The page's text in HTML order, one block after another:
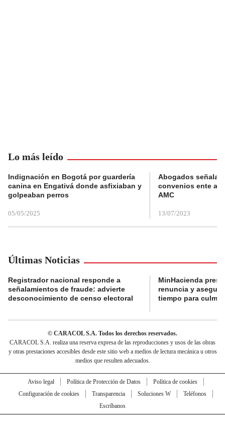
Lo más leído
Indignación en Bogotá por guardería
canina en Engativá donde asfixiaban y
golpeaban perros
05/05/2025
Abogados
convenios ente
AMC
13/07/2023
Últimas Noticias
Registrador nacional responde a
señalamientos de fraude: advierte
desconocimiento de censo electoral
MinHacienda
renuncia y
tiempo para
© CARACOL S.A. Todos los derechos reservados.
CARACOL S.A. realiza una reserva expresa de las reproducciones y usos de las obras
y otras prestaciones accesibles desde este sitio web a medios de lectura mecánica u otros
medios que resulten adecuados.
Aviso legal Política de Protección de Datos
Política de cookies
Configuración de cookies
Transparencia Soluciones W
Teléfonos
Escríbanos